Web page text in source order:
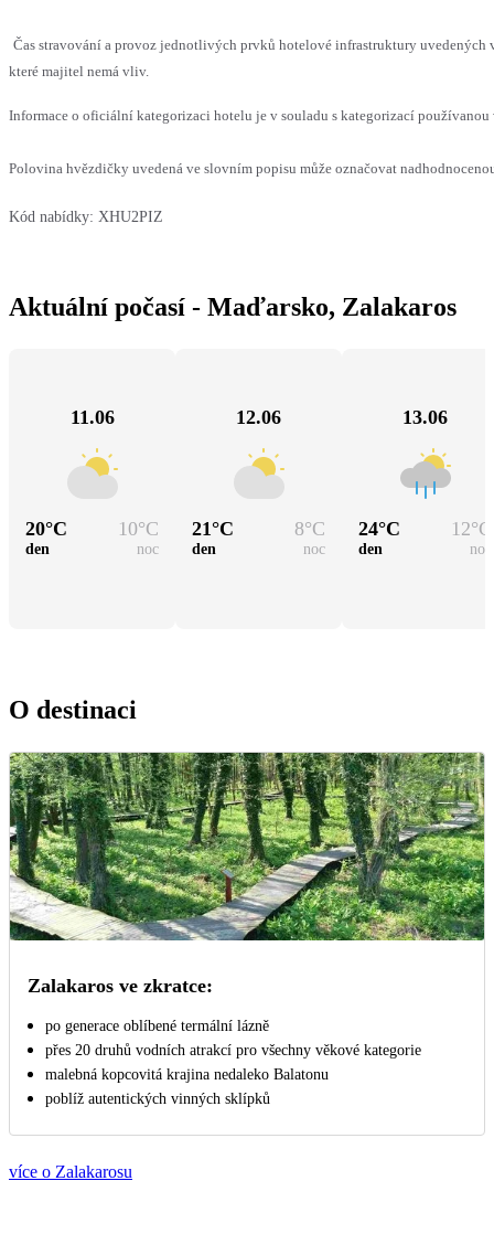
Čas stravování a provoz jednotlivých prvků hotelové infrastruktury uvedených
které majitel nemá vliv.
Informace o oficiální kategorizaci hotelu je v souladu s kategorizací
Polovina hvězdičky uvedená ve slovním popisu může označovat
Kód nabídky: XHU2PIZ
Aktuální počasí - Maďarsko, Zalakaros
11.06
20°C 10°C
den noc
12.06
21°C 8°C
den noc
13.06
24°C 12°C
den noc
O destinaci
Zalakaros ve zkratce:
po generace oblíbené termální lázně
přes 20 druhů vodních atrakcí pro všechny věkové kategorie
malebná kopcovitá krajina nedaleko Balatonu
poblíž autentických vinných sklípků
více o Zalakarosu